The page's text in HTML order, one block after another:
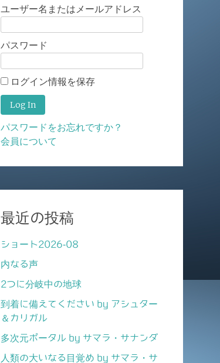
ユーザー名またはメールアドレス
パスワード
ログイン情報を保存
パスワードをお忘れですか？
会員について
最近の投稿
ショート2026-08
内なる声
2つに分岐中の地球
到着に備えてください by アシュター
＆カリガル
多次元ポータル by サマラ・サナンダ
人類の大いなる目覚め by サマラ・サ